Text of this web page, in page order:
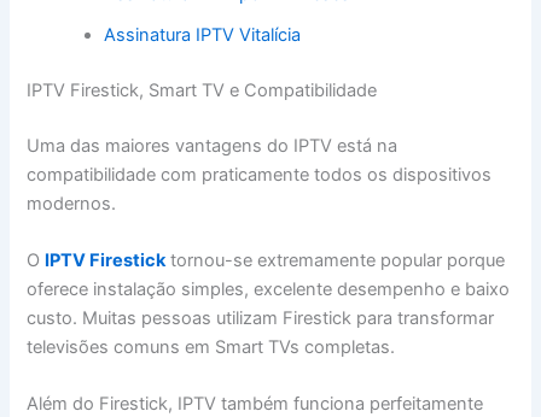
Assinatura IPTV Vitalícia
IPTV Firestick, Smart TV e Compatibilidade
Uma das maiores vantagens do IPTV está na
compatibilidade com praticamente todos os dispositivos
modernos.
O IPTV Firesticktornou-se extremamente popular porque
oferece instalação simples, excelente desempenho e baixo
custo. Muitas pessoas utilizam Firestick para transformar
televisões comuns em Smart TVs completas.
Além do Firestick, IPTV também funciona perfeitamente